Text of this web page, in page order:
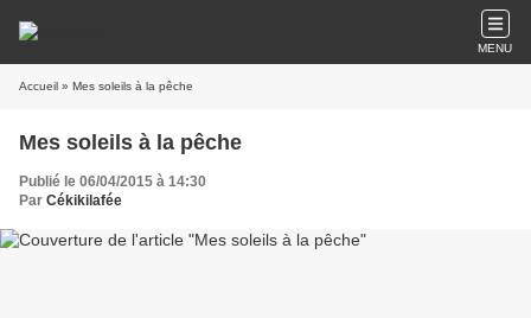
MENU
Accueil » Mes soleils à la pêche
Mes soleils à la pêche
Publié le 06/04/2015 à 14:30
Par Cékikilafée